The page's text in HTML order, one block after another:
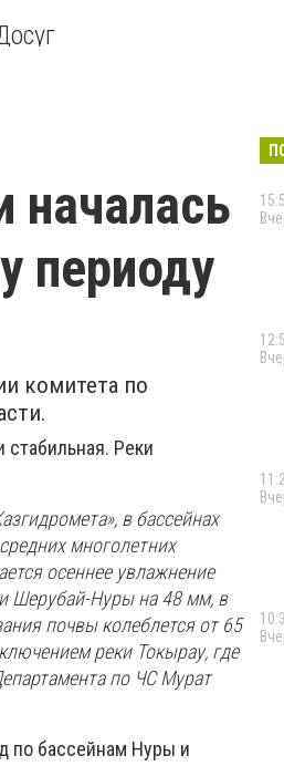
началась
периоду
комитета по
стабильная. Реки
в бассейнах
многолетних
осеннее увлажнение
Шерубай-Нуры на 48 мм, в
почвы колеблется от 65
реки Токырау, где
по ЧС Мурат
по бассейнам Нуры и